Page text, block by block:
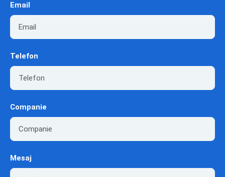
Email
Telefon
Companie
Mesaj